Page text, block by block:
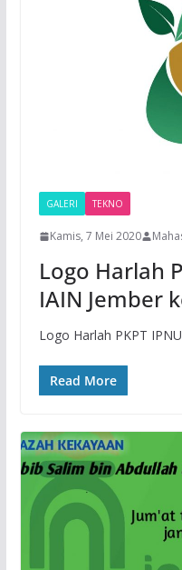
GALERI TEKNO
Kamis, 7 Mei 2020
Logo Harlah
IAIN Jember
Logo Harlah PKPT
Read More